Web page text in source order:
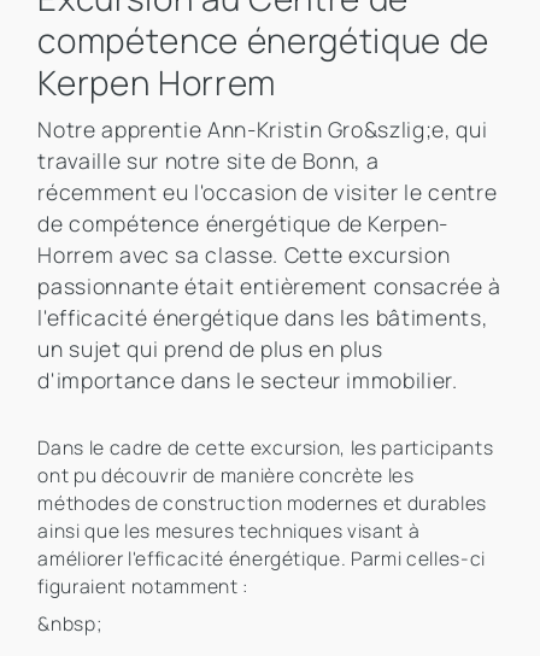
compétence énergétique de
Kerpen Horrem
Notre apprentie Ann-Kristin Gro&szlig;e, qui
travaille sur notre site de Bonn, a
récemment eu l'occasion de visiter le centre
de compétence énergétique de Kerpen-
Horrem avec sa classe. Cette excursion
passionnante était entièrement consacrée à
l'efficacité énergétique dans les bâtiments,
un sujet qui prend de plus en plus
d'importance dans le secteur immobilier.
Dans le cadre de cette excursion, les participants
ont pu découvrir de manière concrète les
méthodes de construction modernes et durables
ainsi que les mesures techniques visant à
améliorer l'efficacité énergétique. Parmi celles-ci
figuraient notamment :
&nbsp;